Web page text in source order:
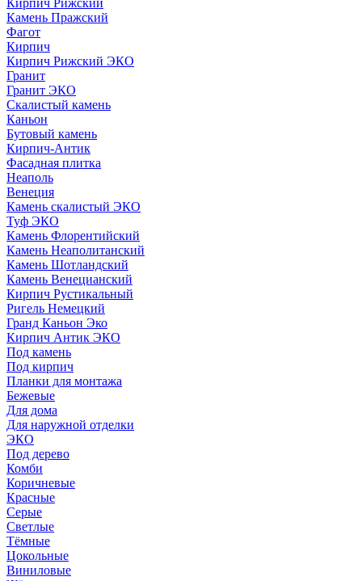
Кирпич Рижский
Камень Пражский
Фагот
Кирпич
Кирпич Рижский ЭКО
Гранит
Гранит ЭКО
Скалистый камень
Каньон
Бутовый камень
Кирпич-Антик
Фасадная плитка
Неаполь
Венеция
Камень скалистый ЭКО
Туф ЭКО
Камень Флорентийский
Камень Неаполитанский
Камень Шотландский
Камень Венецианский
Кирпич Рустикальный
Ригель Немецкий
Гранд Каньон Эко
Кирпич Антик ЭКО
Под камень
Под кирпич
Планки для монтажа
Бежевые
Для дома
Для наружной отделки
ЭКO
Под дерево
Комби
Коричневые
Красные
Серые
Светлые
Тёмные
Цокольные
Виниловые